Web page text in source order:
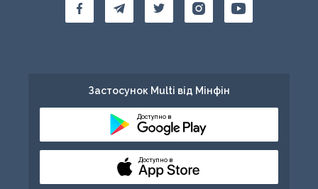
Застосунок Multi від Мінфін
Доступно в
Доступно в